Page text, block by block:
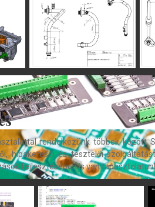
rendelkezünk többek között
hibakeresői és tesztelői
fejlesztésében is van